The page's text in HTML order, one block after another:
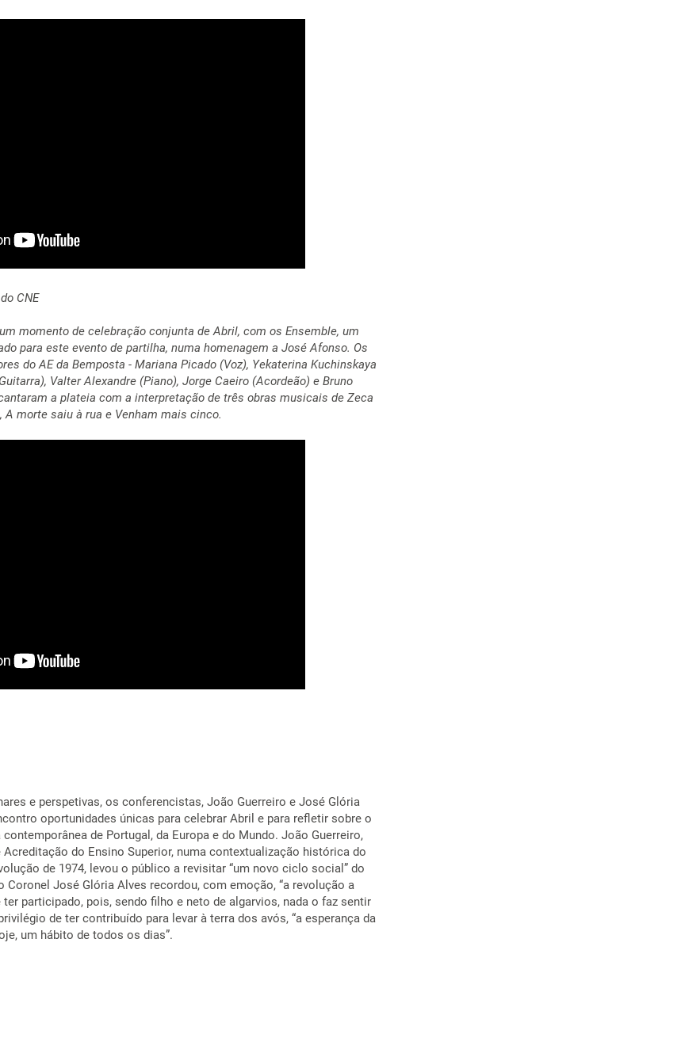
CNE
momento de celebração conjunta de Abril, com os Ensemble, um
para este evento de partilha, numa homenagem a José Afonso. Os
do AE da Bemposta - Mariana Picado (Voz), Yekaterina Kuchinskaya
Valter Alexandre (Piano), Jorge Caeiro (Acordeão) e Bruno
a plateia com a interpretação de três obras musicais de Zeca
,A morte saiu à rua e Venham mais cinco.
e perspetivas, os conferencistas, João Guerreiro e José Glória
oportunidades únicas para celebrar Abril e para refletir sobre o
de Portugal, da Europa e do Mundo. João Guerreiro,
do Ensino Superior, numa contextualização histórica do
de 1974, levou o público a revisitar “um novo ciclo social” do
Coronel José Glória Alves recordou, com emoção, “a revolução a
ter participado, pois, sendo filho e neto de algarvios, nada o faz sentir
de ter contribuído para levar à terra dos avós, “a esperança da
um hábito de todos os dias”.